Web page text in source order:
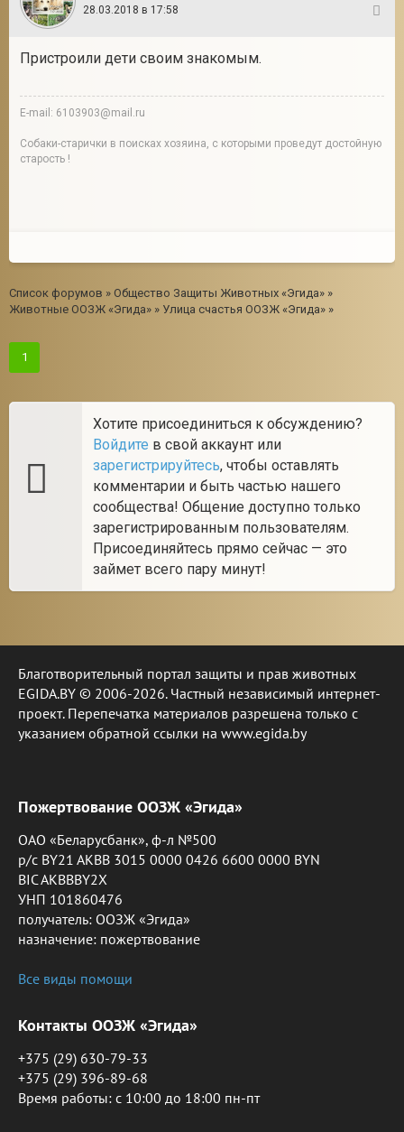
28.03.2018 в 17:58
Пристроили дети своим знакомым.
E-mail: 6103903@mail.ru
Собаки-старички в поисках хозяина, с которыми проведут достойную
старость !
Список форумов » Общество Защиты Животных «Эгида» »
Животные ООЗЖ «Эгида» » Улица счастья ООЗЖ «Эгида» »
1
Хотите присоединиться к обсуждению?
Войдите в свой аккаунт или
зарегистрируйтесь, чтобы оставлять
комментарии и быть частью нашего
сообщества! Общение доступно только
зарегистрированным пользователям.
Присоединяйтесь прямо сейчас — это
займет всего пару минут!
Благотворительный портал защиты и прав животных
EGIDA.BY © 2006-2026. Частный независимый интернет-
проект. Перепечатка материалов разрешена только с
указанием обратной ссылки на www.egida.by
Пожертвование ООЗЖ «Эгида»
ОАО «Беларусбанк», ф-л №500
р/с BY21 AKBB 3015 0000 0426 6600 0000 BYN
BIC AKBBBY2X
УНП 101860476
получатель: ООЗЖ «Эгида»
назначение: пожертвование
Все виды помощи
Контакты ООЗЖ «Эгида»
+375 (29) 630-79-33
+375 (29) 396-89-68
Время работы: c 10:00 до 18:00 пн-пт